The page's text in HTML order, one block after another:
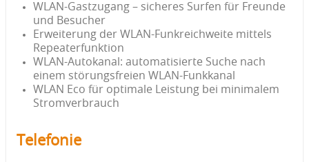
WLAN-Gastzugang – sicheres Surfen für Freunde
und Besucher
Erweiterung der WLAN-Funkreichweite mittels
Repeaterfunktion
WLAN-Autokanal: automatisierte Suche nach
einem störungsfreien WLAN-Funkkanal
WLAN Eco für optimale Leistung bei minimalem
Stromverbrauch
Telefonie